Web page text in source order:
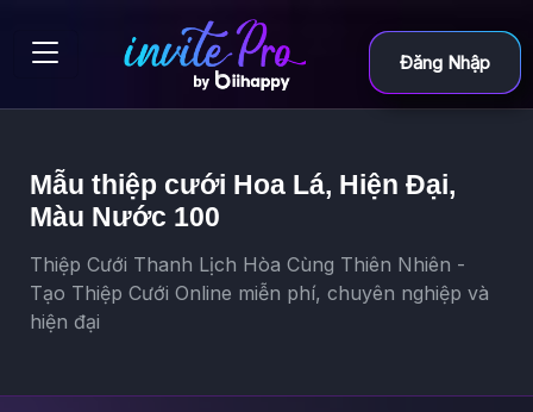
Đăng Nhập
Mẫu thiệp cưới Hoa Lá, Hiện Đại,
Màu Nước 100
Thiệp Cưới Thanh Lịch Hòa Cùng Thiên Nhiên -
Tạo Thiệp Cưới Online miễn phí, chuyên nghiệp và
hiện đại